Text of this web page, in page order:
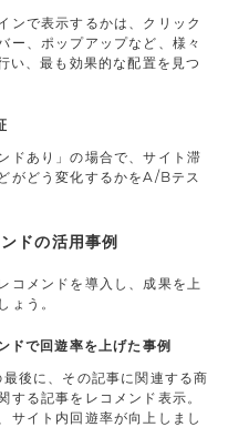
ンで表示するかは、クリック
ー、ポップアップなど、様々
い、最も効果的な配置を見つ
ドあり」の場合で、サイト滞
がどう変化するかをA/Bテス
ドの活用事例
コメンドを導入し、成果を上
ょう。
ドで回遊率を上げた事例
後に、その記事に関連する商
する記事をレコメンド表示。
サイト内回遊率が向上しまし